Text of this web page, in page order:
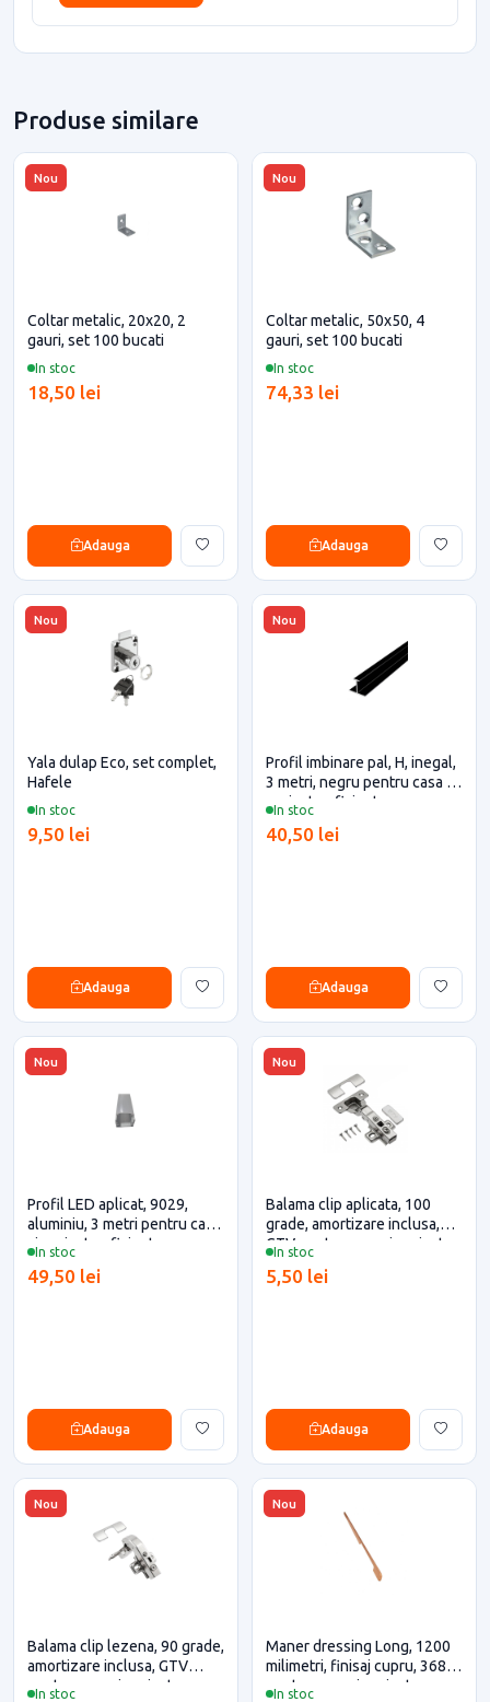
Produse similare
Nou
In stoc
Coltar metalic, 20x20, 2
gauri, set 100 bucati
18,50 lei
Adauga
Nou
In stoc
Coltar metalic, 50x50, 4
gauri, set 100 bucati
74,33 lei
Adauga
Nou
In stoc
Yala dulap Eco, set complet,
Hafele
9,50 lei
Adauga
Nou
In stoc
Profil imbinare pal, H, inegal,
3 metri, negru pentru casa si
proiecte eficiente
40,50 lei
Adauga
Nou
In stoc
Profil LED aplicat, 9029,
aluminiu, 3 metri pentru casa
si proiecte eficiente
49,50 lei
Adauga
Nou
In stoc
Balama clip aplicata, 100
grade, amortizare inclusa,
GTV pentru casa si proiecte
5,50 lei
Adauga
Nou
In stoc
Balama clip lezena, 90 grade,
amortizare inclusa, GTV
pentru casa si proiecte
Nou
In stoc
Maner dressing Long, 1200
milimetri, finisaj cupru, 368x3
pentru casa si proiecte